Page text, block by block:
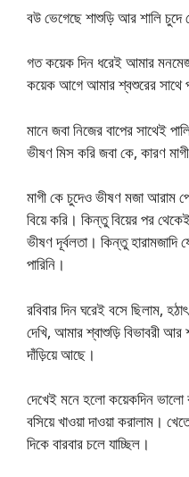
বউ ভেগেছে শাশুড়ি আর শালি চুদে
গত কয়েক দিন ধরেই আমার
কয়েক আগে আমার শ্বশুরের সাথে
মানে জবা নিজের বাপের সাথেই
ভীষণ মিস করি জবা কে, কারণ
মাগী কে চুদেও ভীষণ মজা
বিয়ে করি। কিন্তু বিয়ের পর
ভীষণ দূর্বলতা। কিন্তু হারামজাদি
পারিনি।
রবিবার দিন ঘরেই বসে ছিলাম,
দেখি, আমার শ্বাশুড়ি বিভাবরী
দাঁড়িয়ে আছে।
দেখেই মনে হলো কয়েকদিন ভালো
বসিয়ে খাওয়া দাওয়া করালাম।
দিকে বারবার চলে যাচ্ছিল।